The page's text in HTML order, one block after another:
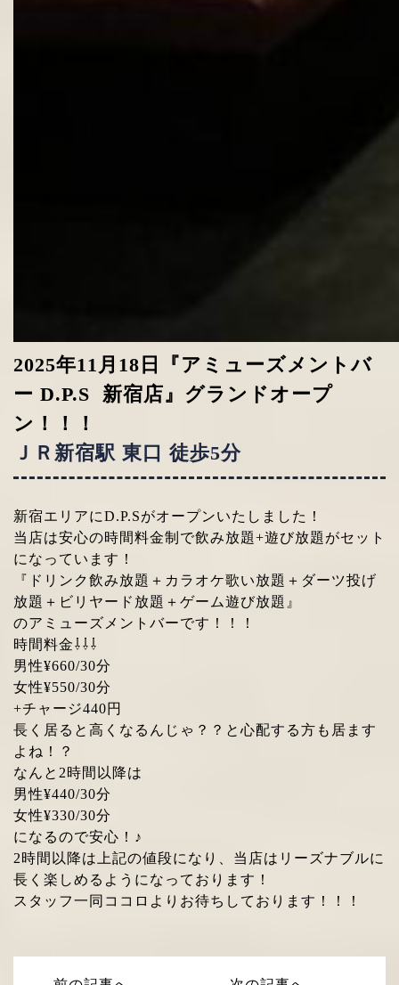
2025年11月18日『アミューズメントバ
ー D.P.S 新宿店』グランドオープ
ン！！！
ＪＲ新宿駅 東口 徒歩5分
新宿エリアにD.P.Sがオープンいたしました！
当店は安心の時間料金制で飲み放題+遊び放題がセット
になっています！
『ドリンク飲み放題＋カラオケ歌い放題＋ダーツ投げ
放題＋ビリヤード放題＋ゲーム遊び放題』
のアミューズメントバーです！！！
時間料金⇩⇩⇩
男性¥660/30分
女性¥550/30分
+チャージ440円
長く居ると高くなるんじゃ？？と心配する方も居ます
よね！？
なんと2時間以降は
男性¥440/30分
女性¥330/30分
になるので安心！♪
2時間以降は上記の値段になり、当店はリーズナブルに
長く楽しめるようになっております！
スタッフ一同ココロよりお待ちしております！！！